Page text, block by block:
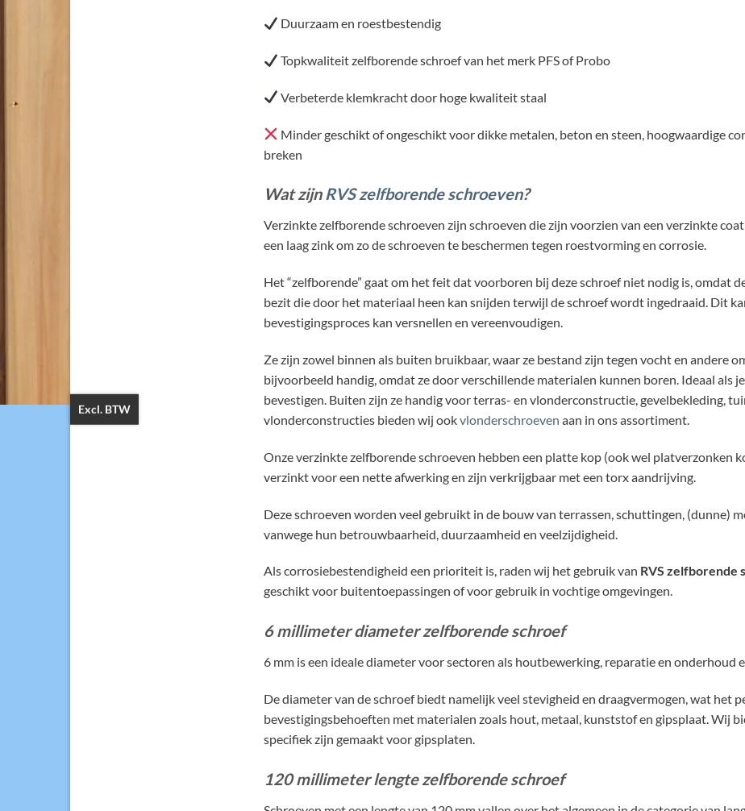
Duurzaam en roestbestendig
Topkwaliteit zelfborende schroef van het merk PFS of Probo
Verbeterde klemkracht door hoge kwaliteit staal
Minder geschikt of ongeschikt voor dikke metalen, beton en steen, hoogwaardige
breken
Wat zijn RVS zelfborende schroeven?
Verzinkte zelfborende schroeven zijn schroeven die zijn voorzien van een verzinkte
een laag zink om zo de schroeven te beschermen tegen roestvorming en corrosie.
Het “zelfborende” gaat om het feit dat voorboren bij deze schroef niet nodig is, omdat
bezit die door het materiaal heen kan snijden terwijl de schroef wordt ingedraaid. Dit
bevestigingsproces kan versnellen en vereenvoudigen.
Ze zijn zowel binnen als buiten bruikbaar, waar ze bestand zijn tegen vocht en andere
bijvoorbeeld handig, omdat ze door verschillende materialen kunnen boren. Ideaal als
bevestigen. Buiten zijn ze handig voor terras- en vlonderconstructie, gevelbekleding,
vlonderconstructies bieden wij ookvlonderschroeven aan in ons assortiment.
Onze verzinkte zelfborende schroeven hebben een platte kop (ook wel platverzonken
verzinkt voor een nette afwerking en zijn verkrijgbaar met een torx aandrijving.
Deze schroeven worden veel gebruikt in de bouw van terrassen, schuttingen, (dunne)
vanwege hun betrouwbaarheid, duurzaamheid en veelzijdigheid.
Als corrosiebestendigheid een prioriteit is, raden wij het gebruik van RVS zelfborende
geschikt voor buitentoepassingen of voor gebruik in vochtige omgevingen.
6 millimeter diameter zelfborende schroef
6 mm is een ideale diameter voor sectoren als houtbewerking, reparatie en onderhoud
De diameter van de schroef biedt namelijk veel stevigheid en draagvermogen, wat het
bevestigingsbehoeften met materialen zoals hout, metaal, kunststof en gipsplaat. Wij
specifiek zijn gemaakt voor gipsplaten.
120 millimeter lengte zelfborende schroef
Excl. BTW